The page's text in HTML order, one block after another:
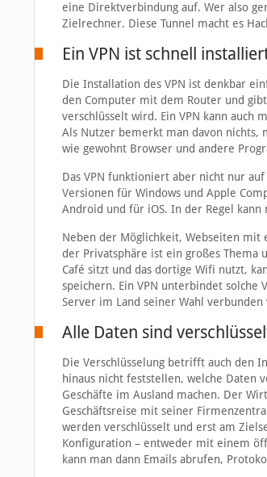
eine Direktverbindung auf. Wer also
Zielrechner. Diese Tunnel macht es
Ein VPN ist schnell
Die Installation des VPN ist denkbar
den Computer mit dem Router und
verschlüsselt wird. Ein VPN kann auch
Als Nutzer bemerkt man davon nichts,
wie gewohnt Browser und andere
Das VPN funktioniert aber nicht nur
Versionen für Windows und Apple
Android und für iOS. In der Regel kann
Neben der Möglichkeit, Webseiten mit
der Privatsphäre ist ein großes
Café sitzt und das dortige Wifi nutzt,
speichern. Ein VPN unterbindet solche
Server im Land seiner Wahl verbunden
Alle Daten sind
Die Verschlüsselung betrifft auch den
hinaus nicht feststellen, welche Daten
Geschäfte im Ausland machen. Der
Geschäftsreise mit seiner
werden verschlüsselt und erst am
Konfiguration – entweder mit einem
kann man dann Emails abrufen,